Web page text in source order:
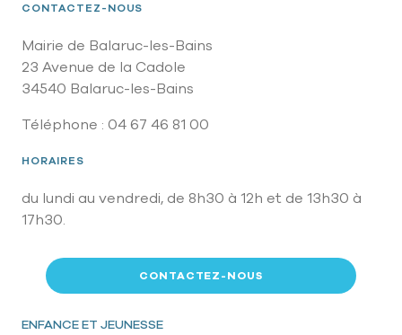
CONTACTEZ-NOUS
Mairie de Balaruc-les-Bains
23 Avenue de la Cadole
34540 Balaruc-les-Bains
Téléphone : 04 67 46 81 00
HORAIRES
du lundi au vendredi, de 8h30 à 12h et de 13h30 à
17h30.
CONTACTEZ-NOUS
Pied de page
ENFANCE ET JEUNESSE